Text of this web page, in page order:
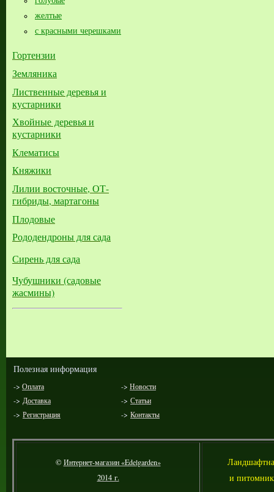
желтые
с красными черешками
Гортензии
Земляника
Лиственные деревья и
кустарники
Хвойные деревья и
кустарники
Клематисы
Княжики
Лилии восточные, ОТ-
гибриды, мартагоны
Плодовые
Рододендроны для сада
Сирень для сада
Чубушники (садовые
жасмины)
Полезная информация
-> Оплата -> Новости
-> Доставка -> Статьи
-> Регистрация -> Контакты
©Интернет-магазин «Edelgarden»
2014 г.
Л
и питомник